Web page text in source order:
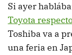
Si ayer
Toyota
Toshiba va a
una feria en